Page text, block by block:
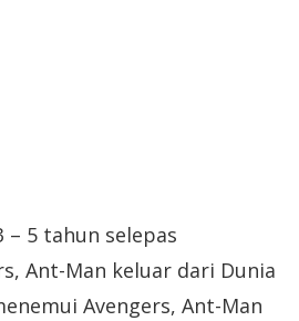
– 5 tahun selepas
Ant-Man keluar dari Dunia
Avengers, Ant-Man